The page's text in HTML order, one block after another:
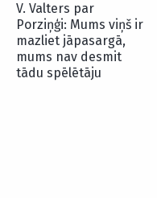
V. Valters par
Porziņģi: Mums viņš ir
mazliet jāpasargā,
mums nav desmit
tādu spēlētāju